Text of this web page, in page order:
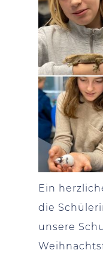
Ein
die
unsere